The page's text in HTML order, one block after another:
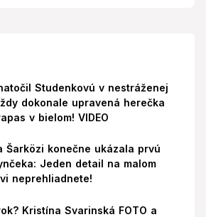
Studenkovú v nestráženej
dokonale upravená herečka
v bielom! VIDEO
Šarközi konečne ukázala prvú
Jeden detail na malom
neprehliadnete!
Kristína Svarinská FOTO a